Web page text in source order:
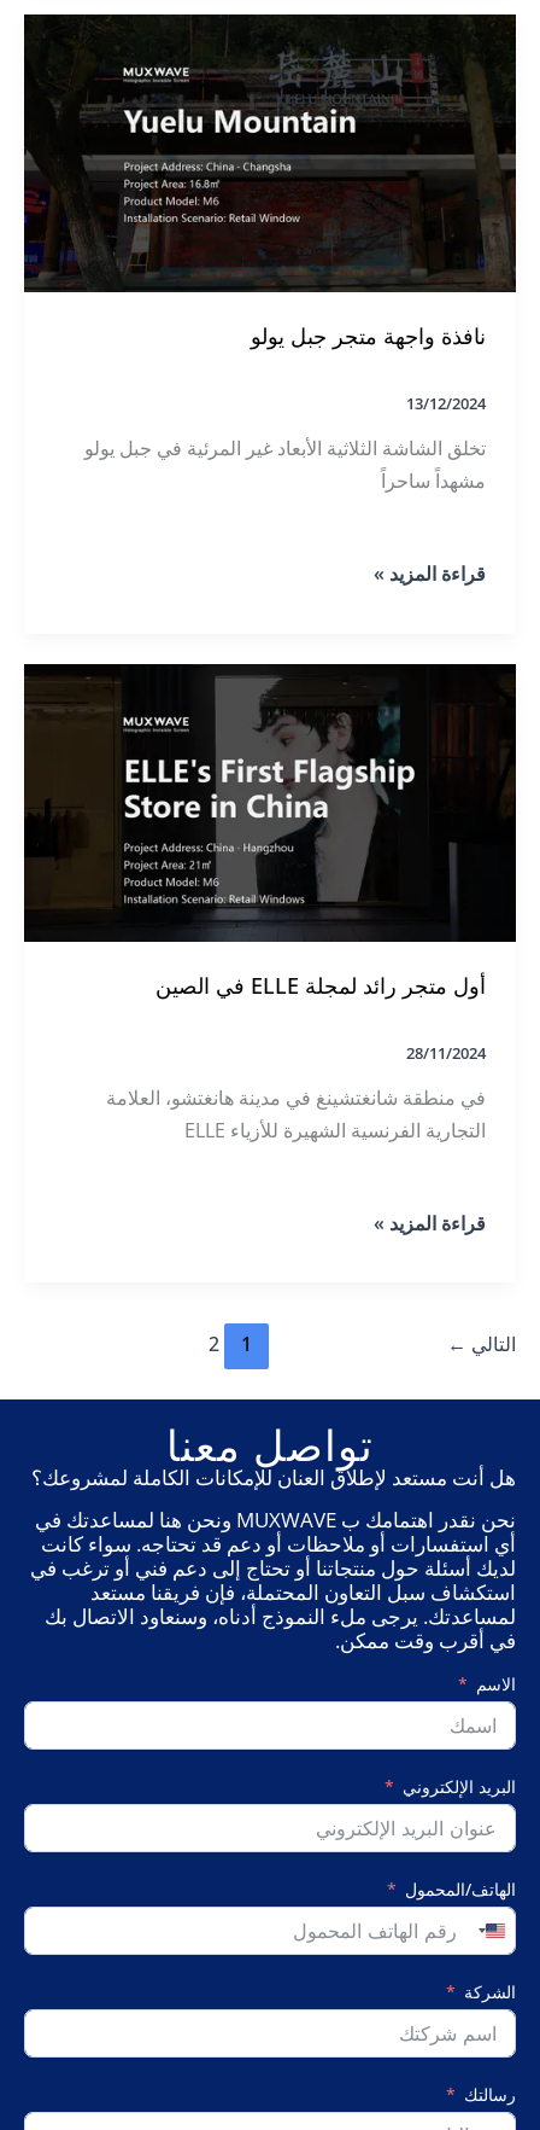
المعرض
الرقمي
MUXWAVE
2024
نافذة واجهة متجر جبل يولو
13/12/2024
تخلق الشاشة الثلاثية الأبعاد غير المرئية في جبل يولو
مشهداً ساحراً
نافذة
يولو
قراءة المزيد »
أول متجر رائد لمجلة ELLE في الصين
28/11/2024
في منطقة شانغتشينغ في مدينة هانغتشو، العلامة
التجارية الفرنسية الشهيرة للأزياء ELLE
أول
الصين
قراءة المزيد »
1
2 التالي ←
تواصل معنا
هل أنت مستعد لإطلاق العنان للإمكانات الكاملة لمشروعك؟
نحن نقدر اهتمامك ب MUXWAVE ونحن هنا لمساعدتك في
أي استفسارات أو ملاحظات أو دعم قد تحتاجه. سواء كانت
لديك أسئلة حول منتجاتنا أو تحتاج إلى دعم فني أو ترغب في
استكشاف سبل التعاون المحتملة، فإن فريقنا مستعد
لمساعدتك. يرجى ملء النموذج أدناه، وسنعاود الاتصال بك
في أقرب وقت ممكن.
الاسم
البريد الإلكتروني
الهاتف/المحمول
United
States
+1
الشركة
رسالتك